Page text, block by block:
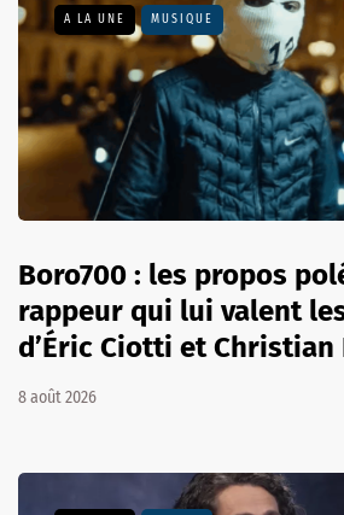
A LA UNE MUSIQUE
Boro700 : les propos
rappeur qui lui valent
d’Éric Ciotti et Christian
8 août 2026